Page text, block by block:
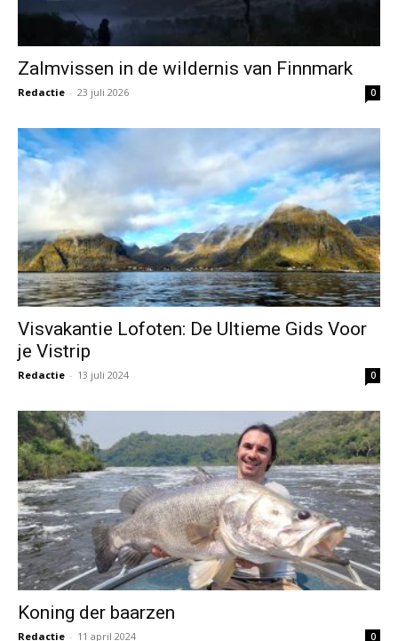
Zalmvissen in de wildernis van Finnmark
Redactie - 23 juli 2026 0
Visvakantie Lofoten: De Ultieme Gids Voor
je Vistrip
Redactie - 13 juli 2024 0
Koning der baarzen
Redactie - 11 april 2024 0